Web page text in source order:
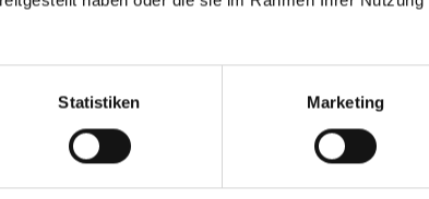
Statistiken Marketing